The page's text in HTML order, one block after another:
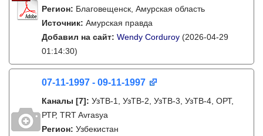
Регион: Благовещенск, Амурская область
Источник: Амурская правда
Добавил на сайт: Wendy Corduroy (2026-04-29
01:14:30)
07-11-1997 - 09-11-1997
Каналы [7]: УзТВ-1, УзТВ-2, УзТВ-3, УзТВ-4, ОРТ,
РТР, TRT Avrasya
Регион: Узбекистан